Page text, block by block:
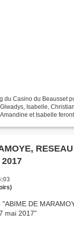
du Casino du Beausset
Isabelle,
et Isabelle